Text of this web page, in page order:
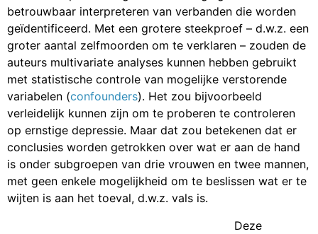
betrouwbaar interpreteren van verbanden die worden
geïdentificeerd. Met een grotere steekproef – d.w.z. een
groter aantal zelfmoorden om te verklaren – zouden de
auteurs multivariate analyses kunnen hebben gebruikt
met statistische controle van mogelijke verstorende
variabelen (confounders). Het zou bijvoorbeeld
verleidelijk kunnen zijn om te proberen te controleren
op ernstige depressie. Maar dat zou betekenen dat er
conclusies worden getrokken over wat er aan de hand
is onder subgroepen van drie vrouwen en twee mannen,
met geen enkele mogelijkheid om te beslissen wat er te
wijten is aan het toeval, d.w.z. vals is.
Deze